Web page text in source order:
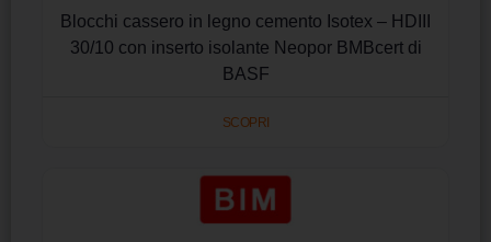
Blocchi cassero in legno cemento Isotex – HDIII
30/10 con inserto isolante Neopor BMBcert di
BASF
SCOPRI